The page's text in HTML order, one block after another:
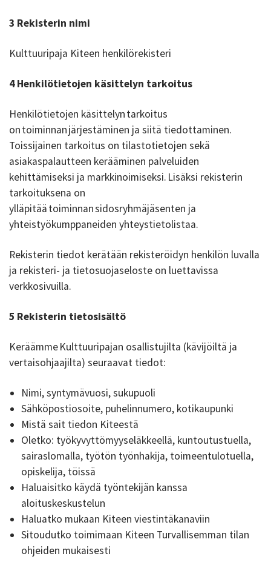
3 Rekisterin nimi
Kulttuuripaja Kiteen henkilörekisteri
4 Henkilötietojen käsittelyn tarkoitus
Henkilötietojen käsittelyn tarkoitus
on toiminnan järjestäminen ja siitä tiedottaminen.
Toissijainen tarkoitus on tilastotietojen sekä
asiakaspalautteen kerääminen palveluiden
kehittämiseksi ja markkinoimiseksi. Lisäksi rekisterin
tarkoituksena on
ylläpitää toiminnan sidosryhmäjäsenten ja
yhteistyökumppaneiden yhteystietolistaa.
Rekisterin tiedot kerätään rekisteröidyn henkilön luvalla
ja rekisteri- ja tietosuojaseloste on luettavissa
verkkosivuilla.
5 Rekisterin tietosisältö
Keräämme Kulttuuripajan osallistujilta (kävijöiltä ja
vertaisohjaajilta) seuraavat tiedot:
Nimi, syntymävuosi, sukupuoli
Sähköpostiosoite, puhelinnumero, kotikaupunki
Mistä sait tiedon Kiteestä
Oletko: työkyvyttömyyseläkkeellä, kuntoutustuella,
sairaslomalla, työtön työnhakija, toimeentulotuella,
opiskelija, töissä
Haluaisitko käydä työntekijän kanssa
aloituskeskustelun
Haluatko mukaan Kiteen viestintäkanaviin
Sitoudutko toimimaan Kiteen Turvallisemman tilan
ohjeiden mukaisesti